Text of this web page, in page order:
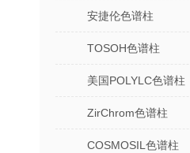
安捷伦色谱柱
TOSOH色谱柱
美国POLYLC色谱柱
ZirChrom色谱柱
COSMOSIL色谱柱